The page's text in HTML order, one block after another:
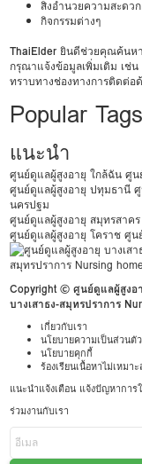
สิ่งอำนวยความสะดวก
กิจกรรมต่างๆ
ThaiElder ยินดีช่วยคุณค้นห
กรุณาแจ้งข้อมูลเพิ่มเติม เช่
ทราบทางช่องทางการติดต่อ
Popular Tags
แนะนำ
ศูนย์ดูแลผู้สูงอายุ ใกล้ฉัน ศูน
ศูนย์ดูแลผู้สูงอายุ ปทุมธานี
นครปฐม
ศูนย์ดูแลผู้สูงอายุ สมุทรสาคร
ศูนย์ดูแลผู้สูงอายุ โคราช ศูน
Copyright © ศูนย์ดูแลผู้สูงอ
บางเสาธง-สมุทรปราการ
เกี่ยวกับเรา
นโยบายความเป็นส่วนตัว
นโยบายคุกกี้
ร้องเรียนเนื้อหาไม่เหมา
แนะนำแจ้งเตือน แจ้งปัญหาการ
ร่วมงานกับเรา